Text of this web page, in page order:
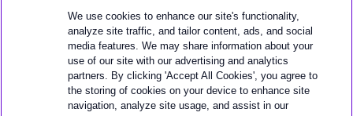
下一页
We use cookies to enhance our site's functionality,
analyze site traffic, and tailor content, ads, and social
media features. We may share information about your
use of our site with our advertising and analytics
partners. By clicking 'Accept All Cookies', you agree to
the storing of cookies on your device to enhance site
navigation, analyze site usage, and assist in our